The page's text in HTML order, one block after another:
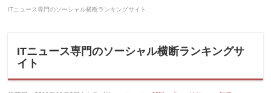
ITニュース専門のソーシャル横断ランキングサイト
ITニュース専門のソーシャル横断ランキングサ
イト